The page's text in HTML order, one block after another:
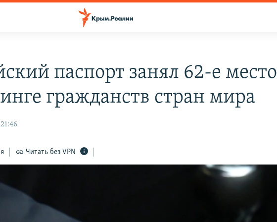
паспорт занял 62-е место
гражданств стран мира
Читать без VPN